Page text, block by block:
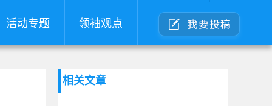
活动专题 领袖观点
相关文章